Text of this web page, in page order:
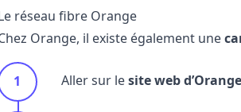
réseau fibre Orange
Orange, il existe également une
Aller sur lesite web d’Orange